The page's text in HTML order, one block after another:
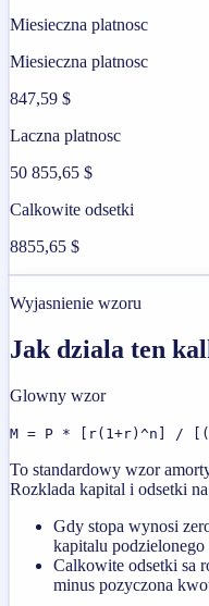
Miesieczna platnosc
Miesieczna platnosc
847,59 $
Laczna platnosc
50 855,65 $
Calkowite odsetki
8855,65 $
Wyjasnienie wzoru
Jak dziala ten
Glowny wzor
M = P * [r(1+r)^n] /
To standardowy wzor
Rozklada kapital i odsetki
Gdy stopa wynosi
kapitalu podzielonego
Calkowite odsetki sa
minus pozyczona